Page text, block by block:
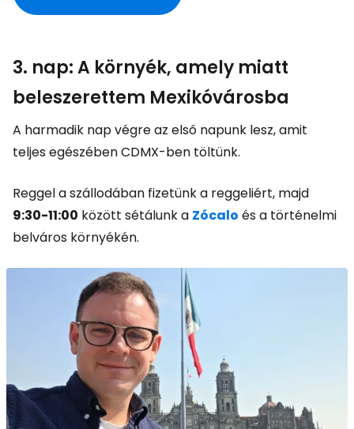
3. nap: A környék, amely miatt
beleszerettem Mexikóvárosba
A harmadik nap végre az első napunk lesz, amit
teljes egészében CDMX-ben töltünk.
Reggel a szállodában fizetünk a reggeliért, majd
9:30-11:00 között sétálunk a Zócalo és a történelmi
belváros környékén.